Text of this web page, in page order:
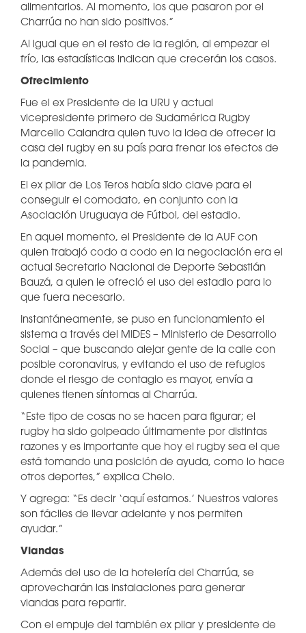
alimentarlos. Al momento, los que pasaron por el
Charrúa no han sido positivos.”
Al igual que en el resto de la región, al empezar el
frío, las estadísticas indican que crecerán los casos.
Ofrecimiento
Fue el ex Presidente de la URU y actual
vicepresidente primero de Sudamérica Rugby
Marcello Calandra quien tuvo la idea de ofrecer la
casa del rugby en su país para frenar los efectos de
la pandemia.
El ex pilar de Los Teros había sido clave para el
conseguir el comodato, en conjunto con la
Asociación Uruguaya de Fútbol, del estadio.
En aquel momento, el Presidente de la AUF con
quien trabajó codo a codo en la negociación era el
actual Secretario Nacional de Deporte Sebastián
Bauzá, a quien le ofreció el uso del estadio para lo
que fuera necesario.
Instantáneamente, se puso en funcionamiento el
sistema a través del MIDES – Ministerio de Desarrollo
Social – que buscando alejar gente de la calle con
posible coronavirus, y evitando el uso de refugios
donde el riesgo de contagio es mayor, envía a
quienes tienen síntomas al Charrúa.
“Este tipo de cosas no se hacen para figurar; el
rugby ha sido golpeado últimamente por distintas
razones y es importante que hoy el rugby sea el que
está tomando una posición de ayuda, como lo hace
otros deportes,” explica Chelo.
Y agrega: “Es decir ‘aquí estamos.’ Nuestros valores
son fáciles de llevar adelante y nos permiten
ayudar.”
Viandas
Además del uso de la hotelería del Charrúa, se
aprovecharán las instalaciones para generar
viandas para repartir.
Con el empuje del también ex pilar y presidente de